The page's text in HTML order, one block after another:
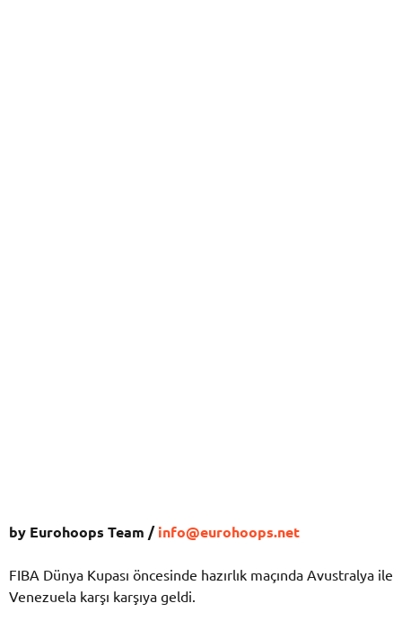
by Eurohoops Team /info@eurohoops.net
FIBA Dünya Kupası öncesinde hazırlık maçında Avustralya ile
Venezuela karşı karşıya geldi.